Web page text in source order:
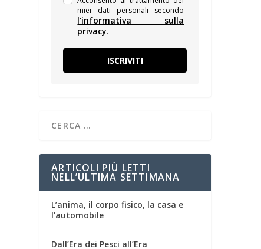
miei dati personali secondo
l'informativa sulla
privacy.
ISCRIVITI
ARTICOLI PIÙ LETTI
NELL’ULTIMA SETTIMANA
L’anima, il corpo fisico, la casa e
l’automobile
Dall’Era dei Pesci all’Era